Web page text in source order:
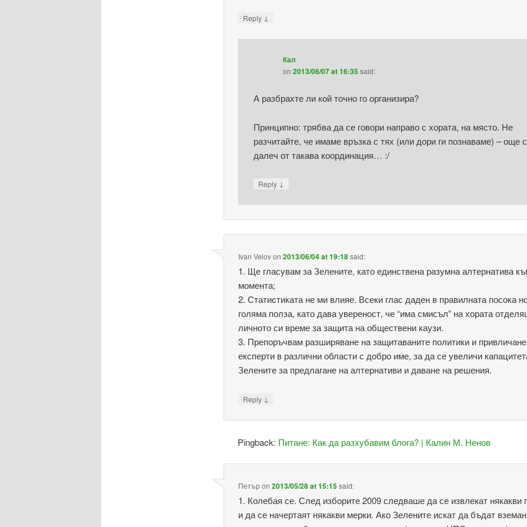
Reply ↓
Кал
on 2013/06/07 at 16:35 said:
А разбрахте ли кой точно го организира?
Принципно: трябва да се говори направо с хората, на място. Не
разчитайте, че имаме връзка с тях (или дори ги познаваме) – още
далеч от такава координация… :/
Reply ↓
Ivan Velovon2013/06/04 at 19:18said:
1. Ще гласувам за Зелените, като единствена разумна алтернатива
момента;
2. Статистиката не ми влияе. Всеки глас даден в правилната посока
голяма полза, като дава увереност, че “има смисъл” на хората
личното си време за защита на обществени каузи.
3. Препоръчвам разширяване на защитаваните политики и
експерти в различни области с добро име, за да се увеличи
Зелените за предлагане на алтернативи и даване на решения.
Reply ↓
Pingback: Питане: Как да разхубавим блога? | Калин М. Ненов
Петър on2013/05/28 at 15:15said:
1. Колебая се. След изборите 2009 следваше да се извлекат някакви
и да се начертаят някакви мерки. Ако Зелените искат да бъдат